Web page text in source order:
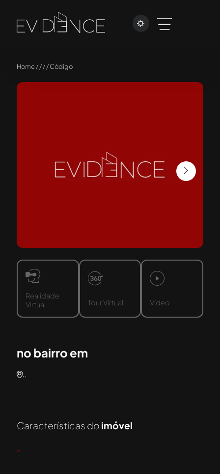
Home / / / / Código
Realidade
Virtual
Tour Virtual Vídeo
no bairro em
, ,
Características do imóvel
-